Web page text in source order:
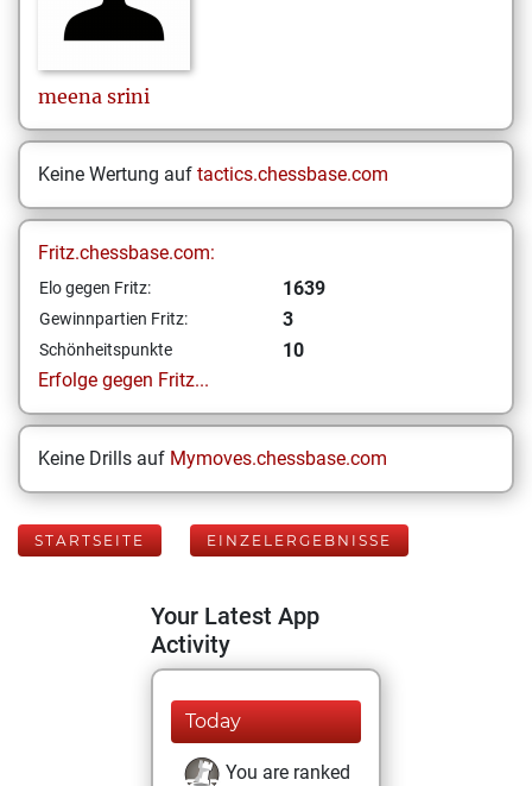
meena srini
Keine Wertung auf tactics.chessbase.com
Fritz.chessbase.com:
Elo gegen Fritz: 1639
Gewinnpartien Fritz: 3
Schönheitspunkte
10
Erfolge gegen Fritz...
Keine Drills auf Mymoves.chessbase.com
STARTSEITE EINZELERGEBNISSE
Your Latest App
Activity
Today
You are ranked